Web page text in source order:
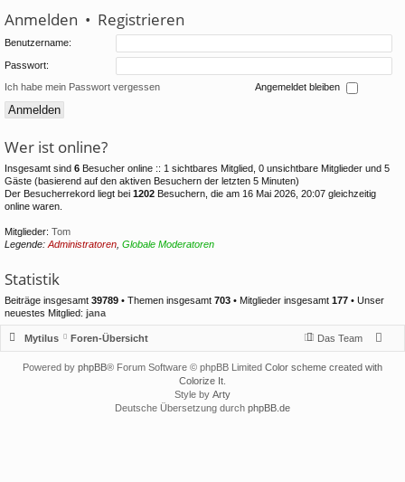
Anmelden • Registrieren
Benutzername:
Passwort:
Ich habe mein Passwort vergessen Angemeldet bleiben
Wer ist online?
Insgesamt sind 6 Besucher online :: 1 sichtbares Mitglied, 0 unsichtbare Mitglieder und 5
Gäste (basierend auf den aktiven Besuchern der letzten 5 Minuten)
Der Besucherrekord liegt bei 1202 Besuchern, die am 16 Mai 2026, 20:07 gleichzeitig
online waren.
Mitglieder: Tom
Legende: Administratoren Globale Moderatoren
Statistik
Beiträge insgesamt 39789 • Themen insgesamt 703 • Mitglieder insgesamt 177 • Unser
neuestes Mitglied: jana
Mytilus Foren-Übersicht Das Team
Powered by phpBB® Forum Software © phpBB Limited Color scheme created with
Colorize It
Style by Arty
Deutsche Übersetzung durch phpBB.de